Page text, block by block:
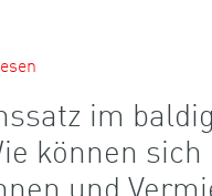
im
können sich
und